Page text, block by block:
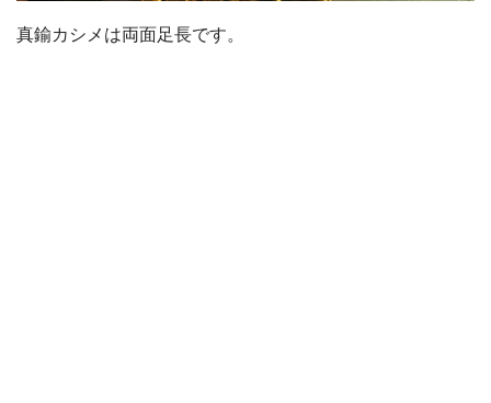
真鍮カシメは両面足長です。